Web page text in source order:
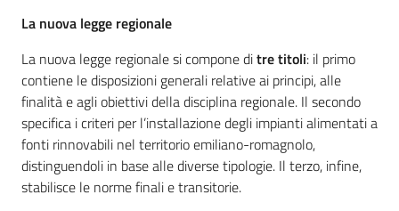
La nuova legge regionale
La nuova legge regionale si compone ditre titoli: il primo
contiene le disposizioni generali relative ai principi, alle
finalità e agli obiettivi della disciplina regionale. Il secondo
specifica i criteri per l’installazione degli impianti alimentati a
fonti rinnovabili nel territorio emiliano-romagnolo,
distinguendoli in base alle diverse tipologie. Il terzo, infine,
stabilisce le norme finali e transitorie.